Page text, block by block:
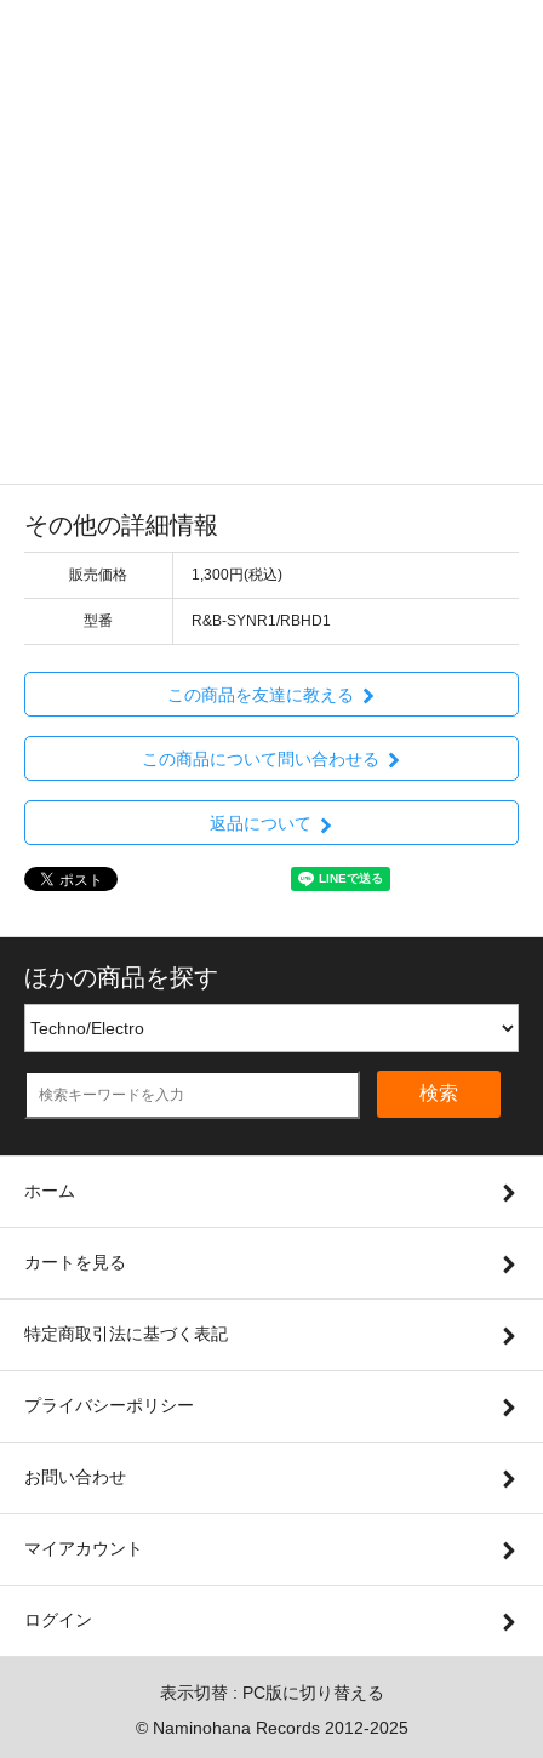
その他の詳細情報
販売価格 1,300円(税込)
型番 R&B-SYNR1/RBHD1
この商品を友達に教える
この商品について問い合わせる
返品について
ほかの商品を探す
検索
ホーム
カートを見る
特定商取引法に基づく表記
プライバシーポリシー
お問い合わせ
マイアカウント
ログイン
表示切替 : PC版に切り替える
© Naminohana Records 2012-2025